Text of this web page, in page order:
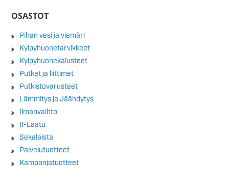
OSASTOT
Pihan vesi ja viemäri
Kylpyhuonetarvikkeet
Kylpyhuonekalusteet
Putket ja liittimet
Putkistovarusteet
Lämmitys ja Jäähdytys
Ilmanvaihto
II-Laatu
Sekalaista
Palvelutuotteet
Kampanjatuotteet